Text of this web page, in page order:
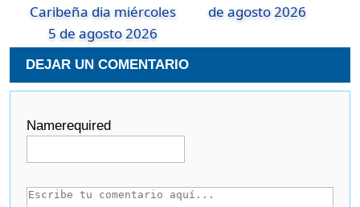
Caribeña dia miércoles
5 de agosto 2026
de agosto 2026
DEJAR UN COMENTARIO
Namerequired